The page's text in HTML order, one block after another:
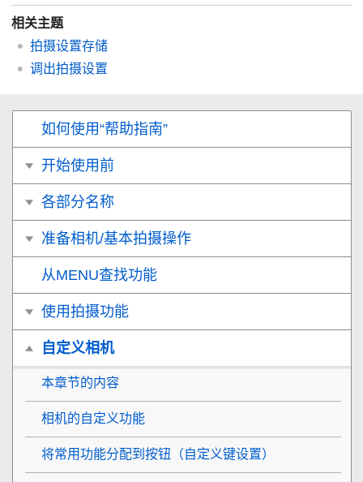
相关主题
拍摄设置存储
调出拍摄设置
如何使用“帮助指南”
开始使用前
各部分名称
准备相机/基本拍摄操作
从MENU查找功能
使用拍摄功能
自定义相机
本章节的内容
相机的自定义功能
将常用功能分配到按钮（自定义键设置）